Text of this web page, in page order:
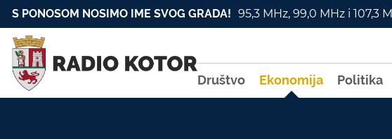
S PONOSOM NOSIMO IME SVOG GRADA! 95,3 MHz, 99,0 MHz i 107,3
Društvo Ekonomija Politika